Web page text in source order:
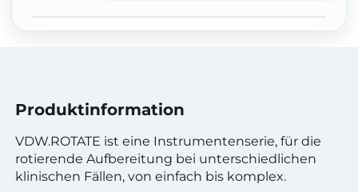
Produktinformation
VDW.ROTATE ist eine Instrumentenserie, für die
rotierende Aufbereitung bei unterschiedlichen
klinischen Fällen, von einfach bis komplex.